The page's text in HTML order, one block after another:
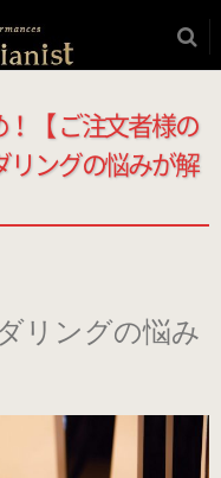
【 ご注文者様の
リングの悩みが解
リングの悩み